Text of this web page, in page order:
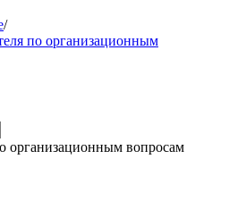
/
по организационным
организационным вопросам